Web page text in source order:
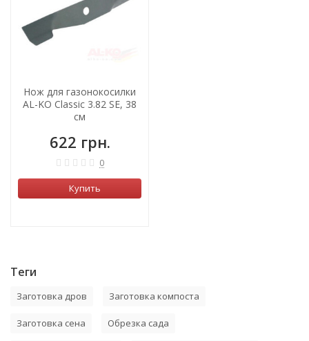
Нож для газонокосилки
AL-KO Classic 3.82 SE, 38
см
622 грн.
0
Купить
Теги
Заготовка дров Заготовка компоста
Заготовка сена Обрезка сада